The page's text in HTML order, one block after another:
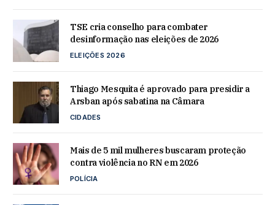
TSE cria conselho para combater
desinformação nas eleições de 2026
ELEIÇÕES 2026
Thiago Mesquita é aprovado para presidir a
Arsban após sabatina na Câmara
CIDADES
Mais de 5 mil mulheres buscaram proteção
contra violência no RN em 2026
POLÍCIA